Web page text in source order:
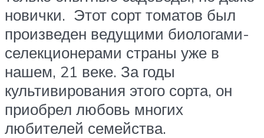
новички. Этот сорт томатов был
произведен ведущими биологами-
селекционерами страны уже в
нашем, 21 веке. За годы
культивирования этого сорта, он
приобрел любовь многих
любителей семейства.